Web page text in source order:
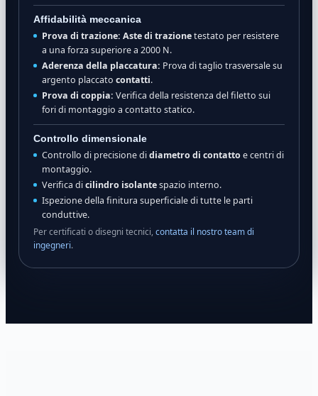
Affidabilità meccanica
Prova di trazione: Aste di trazionetestato per resistere
a una forza superiore a 2000 N.
Aderenza della placcatura: Prova di taglio trasversale su
argento placcato contatti.
Prova di coppia: Verifica della resistenza del filetto sui
fori di montaggio a contatto statico.
Controllo dimensionale
Controllo di precisione didiametro di contattoe centri di
montaggio.
Verifica dicilindro isolantespazio interno.
Ispezione della finitura superficiale di tutte le parti
conduttive.
Per certificati o disegni tecnici,contatta il nostro team di
ingegneri.